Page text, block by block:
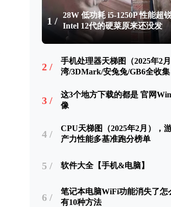
1 /
28W 低功耗 i5-1250P 性能超
Intel 12代的硬菜原来还没发
2 /
手机处理器天梯图（2025年2
湾/3DMark/安兔兔/GB6全收集
3 /
这3个地方下载的都是 官网
像
4 /
CPU天梯图（2025年2月），
产力性能多基准跑分榜单
5 / 软件大全【手机&电脑】
6 /
笔记本电脑WiFi功能消失了怎
有10种方法